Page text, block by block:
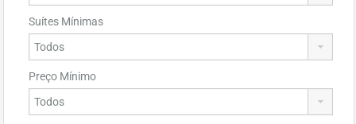
Suítes Mínimas
Preço Mínimo